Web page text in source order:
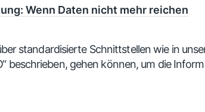
Wenn Daten nicht mehr reichen
standardisierte Schnittstellen wie in
beschrieben, gehen können, um die